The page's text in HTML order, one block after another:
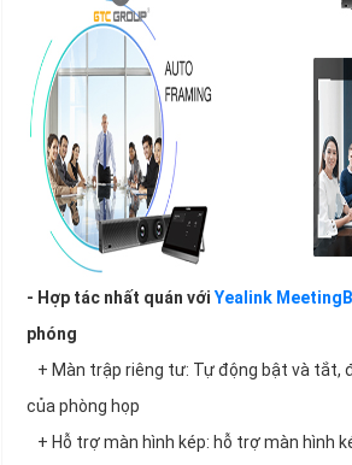
- Hợp tác nhất quán với Yealink
phóng
+ Màn trập riêng tư: Tự động bật và tắt,
của phòng họp
+ Hỗ trợ màn hình kép: hỗ trợ màn hình